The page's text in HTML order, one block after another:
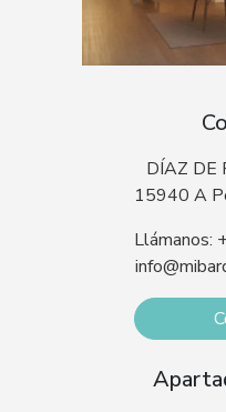
DÍAZ DE
15940 A
Llámanos: